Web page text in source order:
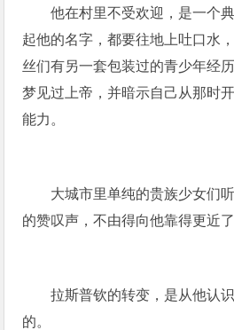
他在村里不受欢迎，是一个
起他的名字，都要往地上吐口水
丝们有另一套包装过的青少年经
梦见过上帝，并暗示自己从那时
能力。
大城市里单纯的贵族少女们
的赞叹声，不由得向他靠得更近了
拉斯普钦的转变，是从他认
的。